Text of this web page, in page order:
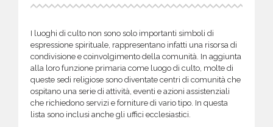
I luoghi di culto non sono solo importanti simboli di
espressione spirituale, rappresentano infatti una risorsa di
condivisione e coinvolgimento della comunità. In aggiunta
alla loro funzione primaria come luogo di culto, molte di
queste sedi religiose sono diventate centri di comunità che
ospitano una serie di attività, eventi e azioni assistenziali
che richiedono servizi e forniture di vario tipo. In questa
lista sono inclusi anche gli uffici ecclesiastici.